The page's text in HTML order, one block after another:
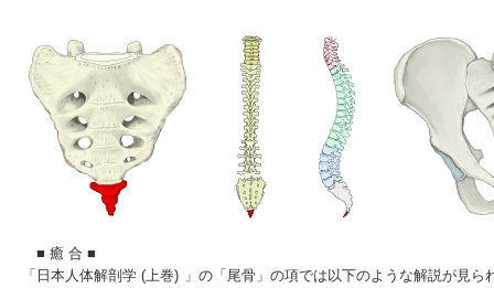
■ 癒 合 ■
「 日本人体解剖学 (上巻) 」の「尾骨」の項では以下のような解説が見ら